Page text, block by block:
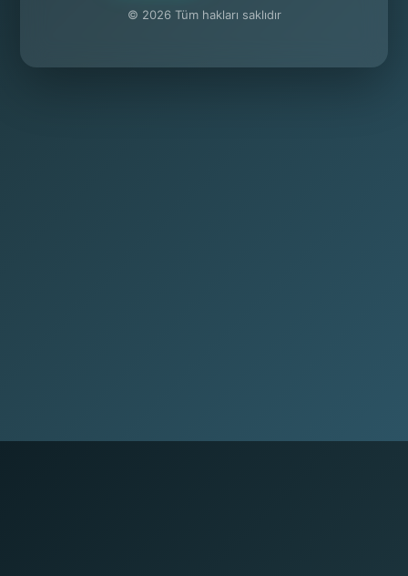
© 2026 Tüm hakları saklıdır